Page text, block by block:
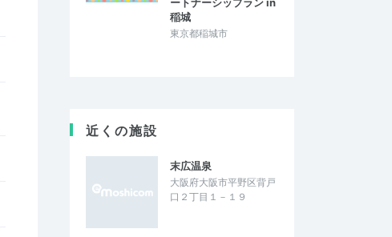
稲城
東京都稲城市
近くの施設
末広温泉
大阪府大阪市平野区背戸
口２丁目１－１９